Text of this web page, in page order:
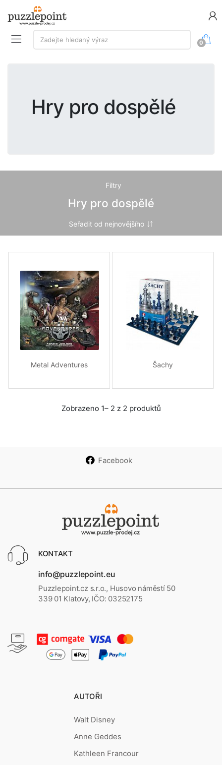
Vyhledávání:
Zadejte hledaný výraz
0
Hry pro dospělé
Filtry
Hry pro dospělé
Metal Adventures Šachy
Zobrazeno 1– 2 z 2 produktů
Facebook
KONTAKT
info@puzzlepoint.eu
Puzzlepoint.cz s.r.o., Husovo náměstí 50
339 01 Klatovy, IČO: 03252175
AUTOŘI
Walt Disney
Anne Geddes
Kathleen Francour